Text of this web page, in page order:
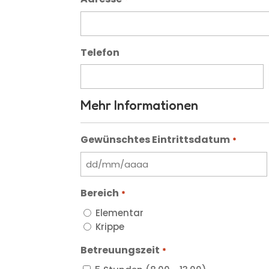
Telefon
Mehr Informationen
Gewünschtes Eintrittsdatum *
DD
MM
barra
AAAA
Bereich *
Elementar
Krippe
Betreuungszeit *